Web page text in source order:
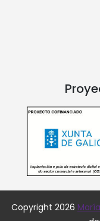
Copyright 2026